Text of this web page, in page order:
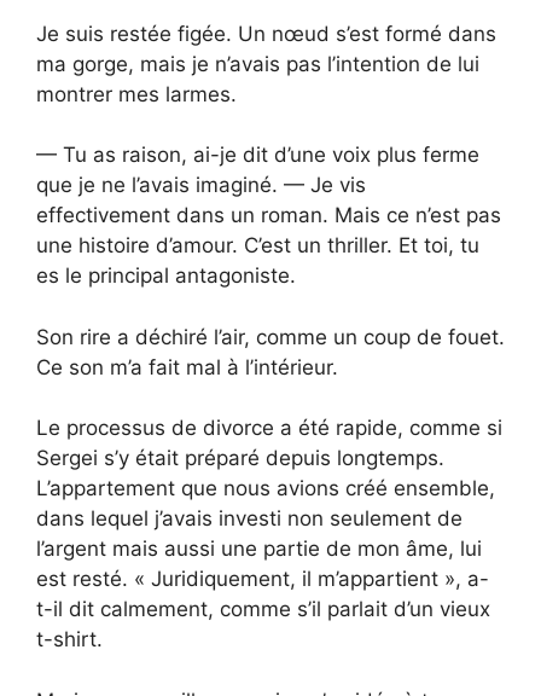
Je suis restée figée. Un nœud s’est formé dans
ma gorge, mais je n’avais pas l’intention de lui
montrer mes larmes.
— Tu as raison, ai-je dit d’une voix plus ferme
que je ne l’avais imaginé. — Je vis
effectivement dans un roman. Mais ce n’est pas
une histoire d’amour. C’est un thriller. Et toi, tu
es le principal antagoniste.
Son rire a déchiré l’air, comme un coup de fouet.
Ce son m’a fait mal à l’intérieur.
Le processus de divorce a été rapide, comme si
Sergei s’y était préparé depuis longtemps.
L’appartement que nous avions créé ensemble,
dans lequel j’avais investi non seulement de
l’argent mais aussi une partie de mon âme, lui
est resté. « Juridiquement, il m’appartient », a-
t-il dit calmement, comme s’il parlait d’un vieux
t-shirt.